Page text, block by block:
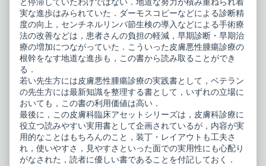
と停滞していたわけではない．地道な努力が積み重ねられ着
実な進歩はみられていた．ダーモスコピーなどによる診断精
度の向上，センチネルリンパ節生検の導入などによる手術療
法の改善などは，患者さんの負担の軽減，早期診断・早期治
療の増加につながっていた．こういった皮膚悪性腫瘍診療の
根幹をなす地道な進歩も，この書から読み取ることができ
る．
若い先生方には皮膚悪性腫瘍診療の実践書として，ベテラン
の先生方には最新知識を整理する書として，いずれの立場に
おいても，この書の利用価値は高い．
最後に，この皮膚科臨床アセットシリーズは，皮膚科診療に
役立つ読みやすい実用書として企画されているが，内容が実
用的なことはもちろんのこと，装丁・レイアウトも工夫さ
れ，使いやすさ，見やすさといった面での実用性にも心配り
がなされた，読者に優しい書であることを付記しておく．